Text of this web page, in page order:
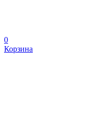
0
Корзина